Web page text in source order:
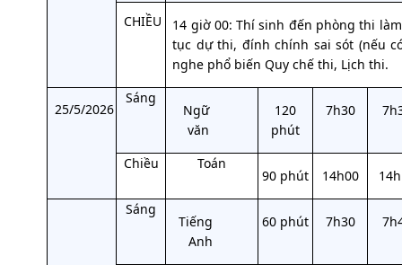
CHIỀU
14 giờ 00: Thí sinh đến phòng thi
tục dự thi, đính chính sai sót (nếu
nghe phổ biến Quy chế thi, Lịch thi.
25/5/2026
Sáng
Ngữ
văn
120
phút
7h30
Chiều Toán
90 phút 14h00
Sáng
Tiếng
Anh
60 phút 7h30